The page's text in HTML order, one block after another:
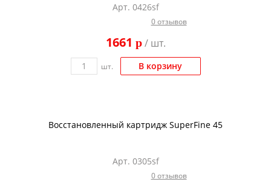
Для франкировальной машины
Тонер и девелопер
Арт. 0426sf
0 отзывов
1661 p/ шт.
шт. В корзину
Восстановленный картридж SuperFine 45
Арт. 0305sf
0 отзывов